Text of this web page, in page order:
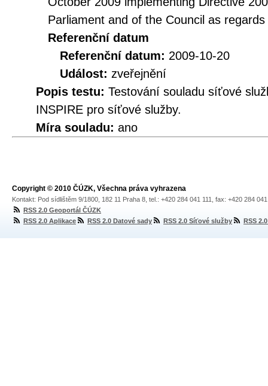
Parliament and of the Council as
Referenční datum
Referenční datum: 2009-10-20
Událost: zveřejnění
Popis testu: Testování souladu síťové
INSPIRE pro síťové služby.
Míra souladu: ano
Copyright © 2010 ČÚZK, Všechna práva vyhrazena
Kontakt: Pod sídlištěm 9/1800, 182 11 Praha 8, tel.: +420 284 041 111, fax: +420 284
RSS 2.0 Geoportál ČÚZK
RSS 2.0 Aplikace
RSS 2.0 Datové sady RSS 2.0 Síťové služby RSS